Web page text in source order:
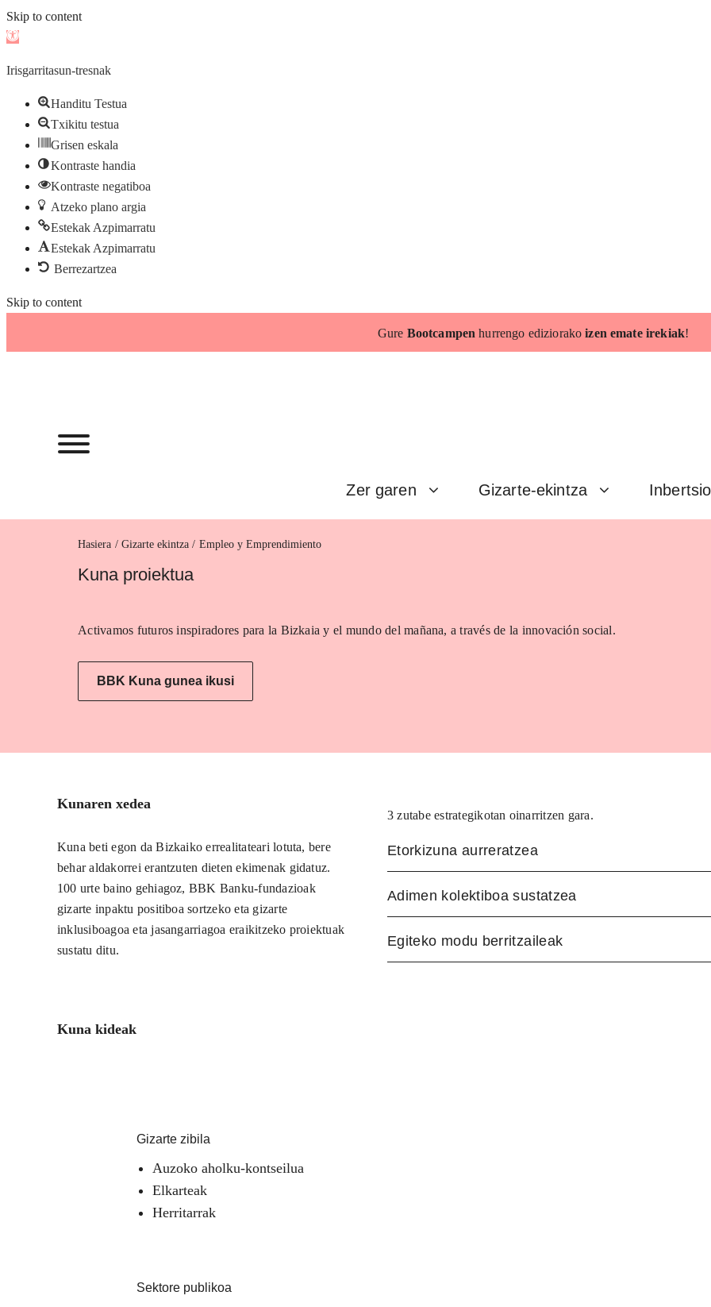
Skip to content
Open
Irisgarritasun-tresnak
Handitu Testua
Txikitu testua
Grisen eskala
Kontraste handia
Kontraste negatiboa
Atzeko plano argia
Estekak Azpimarratu
Estekak Azpimarratu
Berrezartzea
Skip to content
Gure Bootcampen hurrengo ediziorakoizen emate irekiak!
Zer garen Gizarte-ekintza
Hasiera Empleo y Emprendimiento
Kuna proiektua
Activamos futuros inspiradores para la Bizkaia y el mundo del mañana, a través de la innovación social.
BBK Kuna gunea ikusi
Kunaren xedea
Kuna beti egon da Bizkaiko errealitateari lotuta, bere
behar aldakorrei erantzuten dieten ekimenak gidatuz.
100 urte baino gehiagoz, BBK Banku-fundazioak
gizarte inpaktu positiboa sortzeko eta gizarte
inklusiboagoa eta jasangarriagoa eraikitzeko proiektuak
sustatu ditu.
3 zutabe estrategikotan oinarritzen gara.
Etorkizuna aurreratzea
Adimen kolektiboa sustatzea
Egiteko modu berritzaileak
Kuna kideak
Gizarte zibila
Auzoko aholku-kontseilua
Elkarteak
Herritarrak
Sektore publikoa